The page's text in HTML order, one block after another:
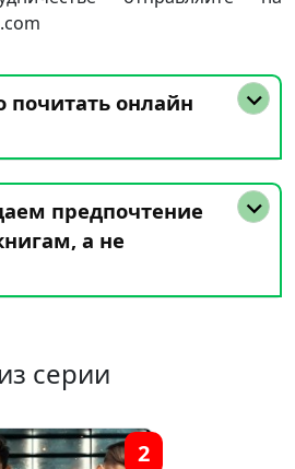
онлайн
предпочтение
а не
серии
2